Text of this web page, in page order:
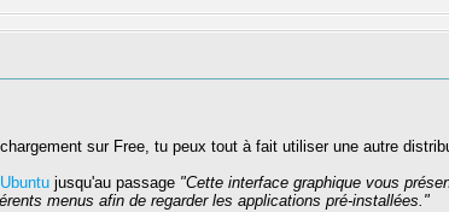
sur Free, tu peux tout à fait utiliser une autre
jusqu'au passage "Cette interface graphique vous
menus afin de regarder les applications pré-installées."